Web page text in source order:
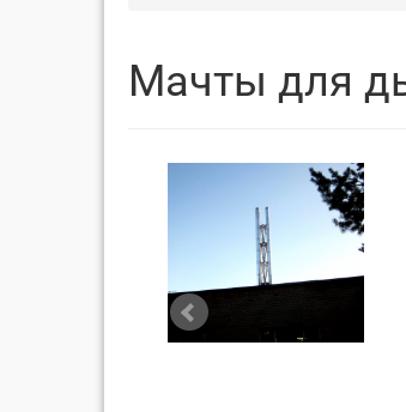
Мачты для